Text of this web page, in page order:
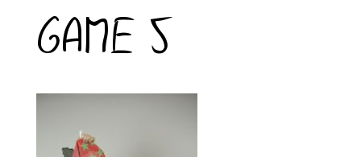
GAME 5